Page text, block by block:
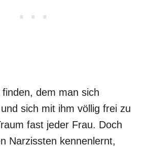
dem man sich
sich mit ihm völlig frei zu
fast jeder Frau. Doch
Narzissten kennenlernt,